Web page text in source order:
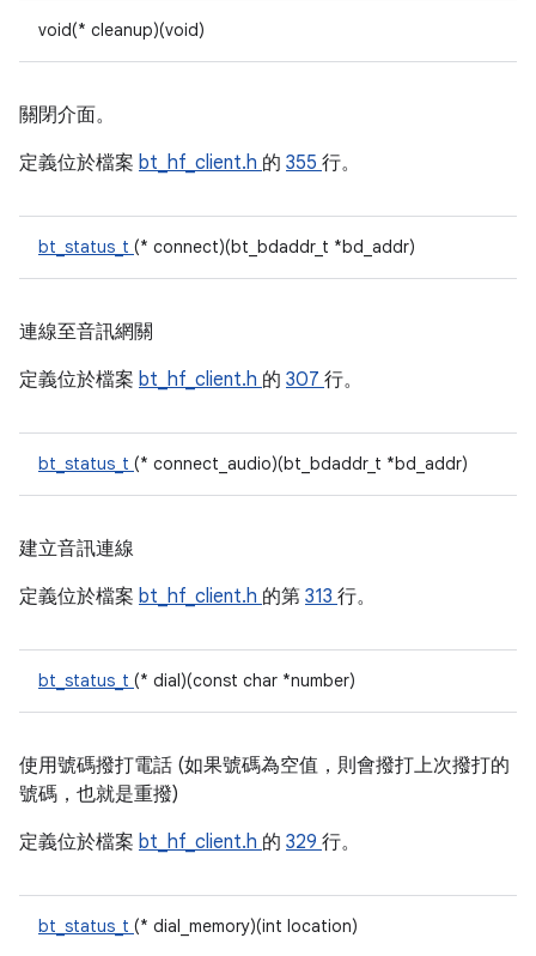
void(* cleanup)(void)
關閉介面。
定義位於檔案 bt_hf_client.h 的 355 行。
bt_status_t (* connect)(bt_bdaddr_t *bd_addr)
連線至音訊網關
定義位於檔案 bt_hf_client.h 的 307 行。
bt_status_t (* connect_audio)(bt_bdaddr_t *bd_addr)
建立音訊連線
定義位於檔案 bt_hf_client.h 的第 313 行。
bt_status_t (* dial)(const char *number)
使用號碼撥打電話 (如果號碼為空值，則會撥打上次撥打的
號碼，也就是重撥)
定義位於檔案 bt_hf_client.h 的 329 行。
bt_status_t (* dial_memory)(int location)